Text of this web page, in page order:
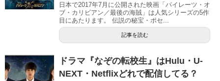
日本で2017年7月に公開された映画「パイレーツ・オ
ブ・カリビアン／最後の海賊」は人気シリーズの5作
目にあたります。 伝説の秘宝・ポセ...
記事を読む
ドラマ『なぞの転校生』はHulu・U-
NEXT・Netflixどれで配信してる？